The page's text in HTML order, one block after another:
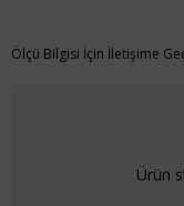
Ölçü Bilgisi İçin İletişime
Ürün